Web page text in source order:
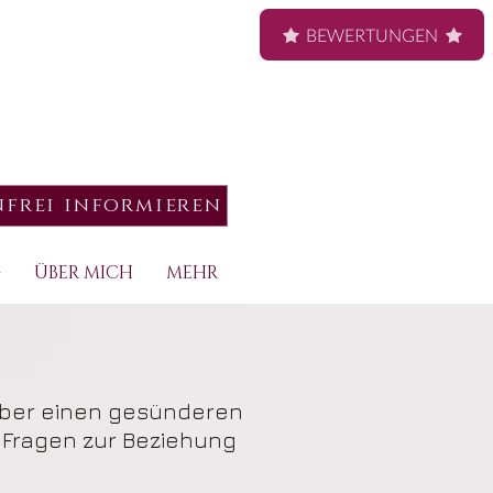
informieren
ÜBER MICH MEHR
einen gesünderen
zur Beziehung
BEWERTUNGEN